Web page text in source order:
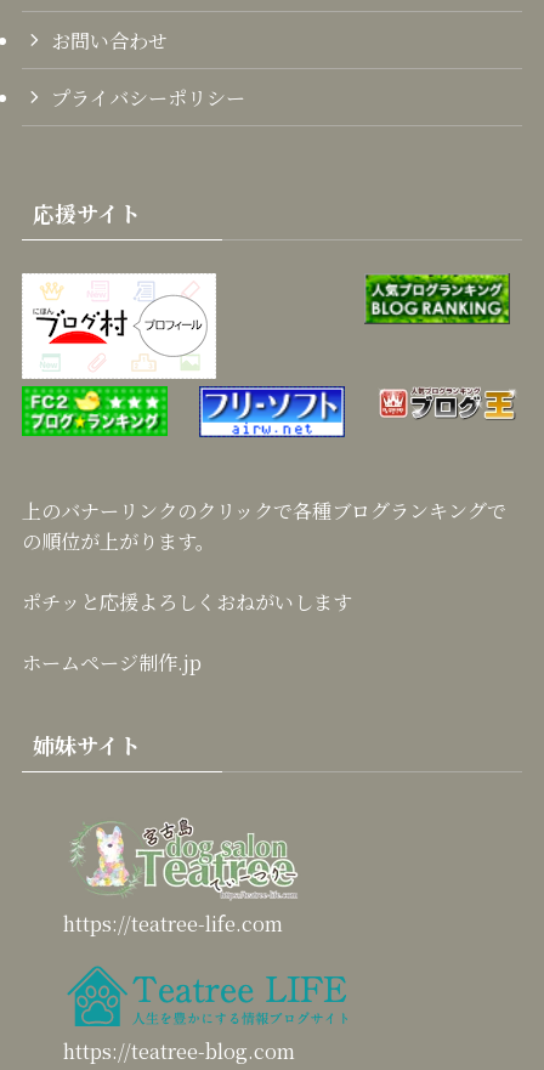
お問い合わせ
プライバシーポリシー
応援サイト
上のバナーリンクのクリックで各種ブログランキングで
の順位が上がります。
ポチッと応援よろしくおねがいします
ホームページ制作.jp
姉妹サイト
https://teatree-life.com
https://teatree-blog.com